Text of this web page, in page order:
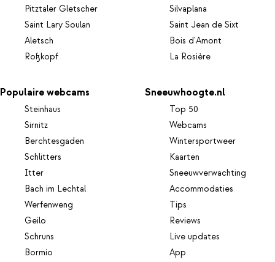
Pitztaler Gletscher
Saint Lary Soulan
Aletsch
Roßkopf
Silvaplana
Saint Jean de Sixt
Bois d'Amont
La Rosière
Populaire webcams
Steinhaus
Sirnitz
Berchtesgaden
Schlitters
Itter
Bach im Lechtal
Werfenweng
Geilo
Schruns
Bormio
Sneeuwhoogte.nl
Top 50
Webcams
Wintersportweer
Kaarten
Sneeuwverwachting
Accommodaties
Tips
Reviews
Live updates
App